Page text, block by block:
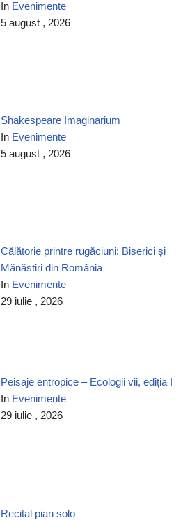
In Evenimente
5 august , 2026
Shakespeare Imaginarium
In Evenimente
5 august , 2026
Călătorie printre rugăciuni: Biserici și
Mănăstiri din România
In Evenimente
29 iulie , 2026
Peisaje entropice – Ecologii vii, ediția I
In Evenimente
29 iulie , 2026
Recital pian solo